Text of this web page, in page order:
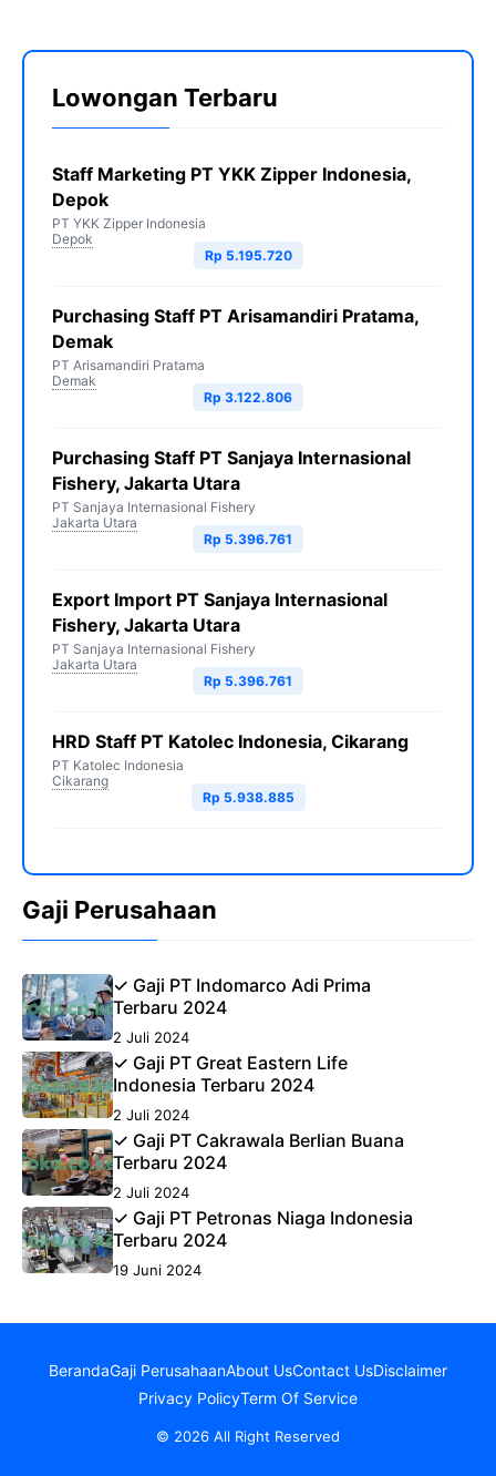
Lowongan Terbaru
Staff Marketing PT YKK Zipper Indonesia,
Depok
PT YKK Zipper Indonesia
Depok
Rp 5.195.720
Purchasing Staff PT Arisamandiri Pratama,
Demak
PT Arisamandiri Pratama
Demak
Rp 3.122.806
Purchasing Staff PT Sanjaya Internasional
Fishery, Jakarta Utara
PT Sanjaya Internasional Fishery
Jakarta Utara
Rp 5.396.761
Export Import PT Sanjaya Internasional
Fishery, Jakarta Utara
PT Sanjaya Internasional Fishery
Jakarta Utara
Rp 5.396.761
HRD Staff PT Katolec Indonesia, Cikarang
PT Katolec Indonesia
Cikarang
Rp 5.938.885
Gaji Perusahaan
✓ Gaji PT Indomarco Adi Prima
Terbaru 2024
2 Juli 2024
✓ Gaji PT Great Eastern Life
Indonesia Terbaru 2024
2 Juli 2024
✓ Gaji PT Cakrawala Berlian Buana
Terbaru 2024
2 Juli 2024
✓ Gaji PT Petronas Niaga Indonesia
Terbaru 2024
19 Juni 2024
BerandaGaji PerusahaanAbout UsContact UsDisclaimer
Privacy PolicyTerm Of Service
© 2026 All Right Reserved